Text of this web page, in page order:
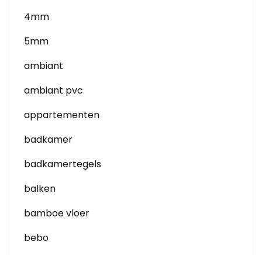
4mm
5mm
ambiant
ambiant pvc
appartementen
badkamer
badkamertegels
balken
bamboe vloer
bebo